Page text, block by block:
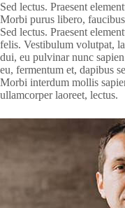
Sed lectus. Praesent
Morbi purus libero,
Sed lectus. Praesent
felis. Vestibulum volutpat,
dui, eu pulvinar nunc
eu, fermentum et, dapibus
Morbi interdum mollis
ullamcorper laoreet, lectus.